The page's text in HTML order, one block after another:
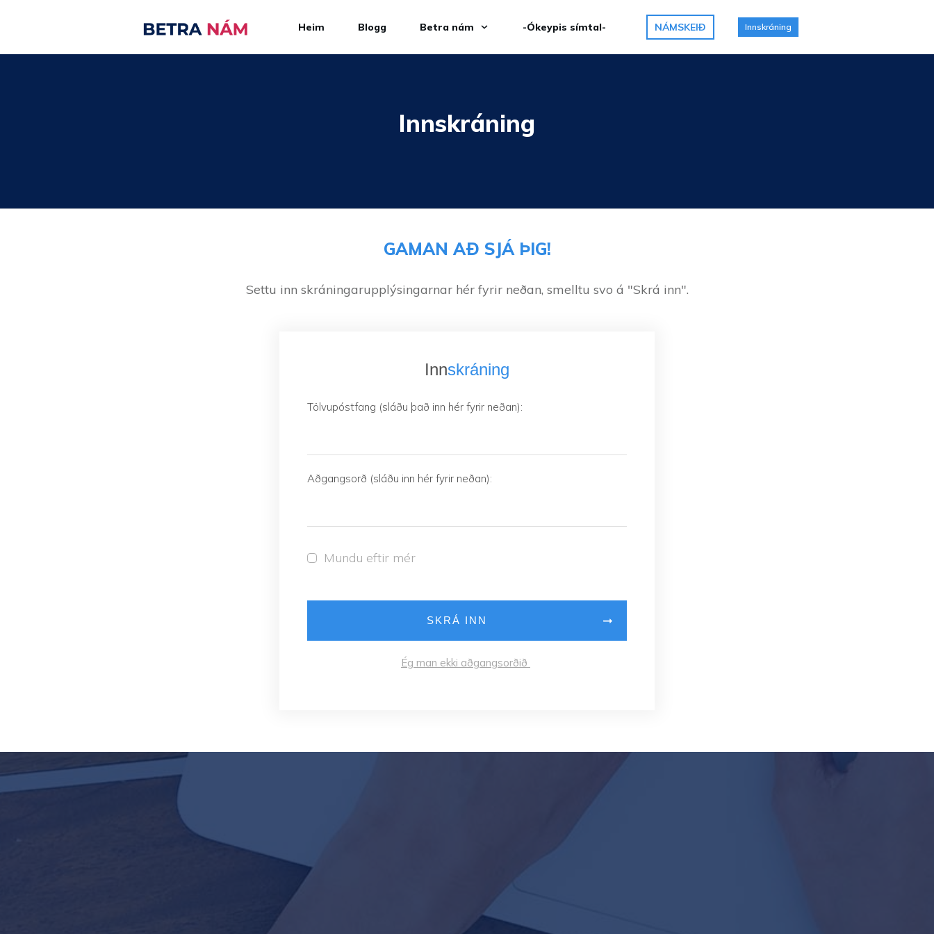
Heim Blogg Betra nám -Ókeypis símtal- NÁMSKEIÐ Innskráning
Innskráning
GAMAN AÐ SJÁ ÞIG!
Settu inn skráningarupplýsingarnar hér fyrir neðan, smelltu svo á "Skrá inn".
Innskráning
Tölvupóstfang (sláðu það inn hér fyrir neðan):
Aðgangsorð (sláðu inn hér fyrir neðan):
Mundu eftir mér
SKRÁ INN
Ég man ekki aðgangsorðið